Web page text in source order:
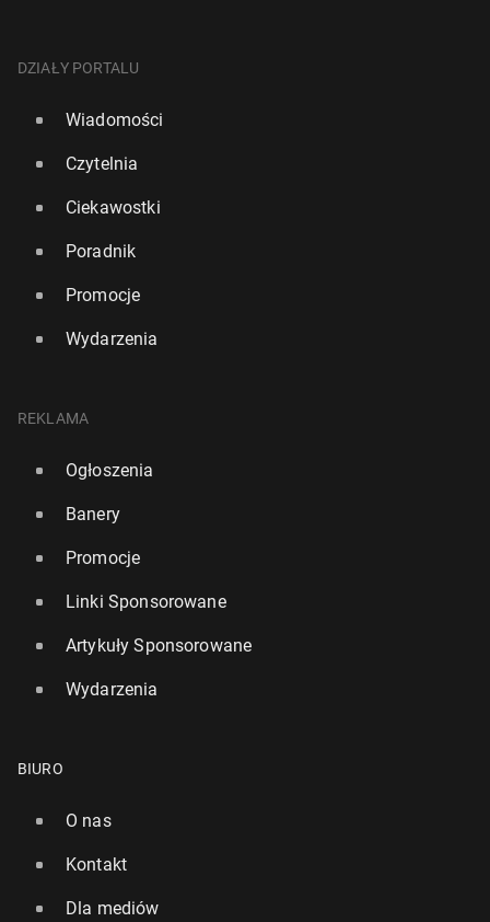
DZIAŁY PORTALU
Wiadomości
Czytelnia
Ciekawostki
Poradnik
Promocje
Wydarzenia
REKLAMA
Ogłoszenia
Banery
Promocje
Linki Sponsorowane
Artykuły Sponsorowane
Wydarzenia
BIURO
O nas
Kontakt
Dla mediów